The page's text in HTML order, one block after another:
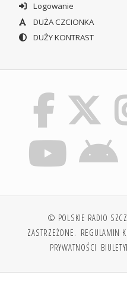
Logowanie
DUŻA CZCIONKA
DUŻY KONTRAST
© POLSKIE RADIO
ZASTRZEŻONE. REGULAMIN
PRYWATNOŚCI